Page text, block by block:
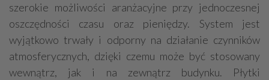
szerokie możliwości aranżacyjne przy jednoczesnej
oszczędności czasu oraz pieniędzy. System jest
wyjątkowo trwały i odporny na działanie czynników
atmosferycznych, dzięki czemu może być stosowany
wewnątrz, jak i na zewnątrz budynku. Płytki